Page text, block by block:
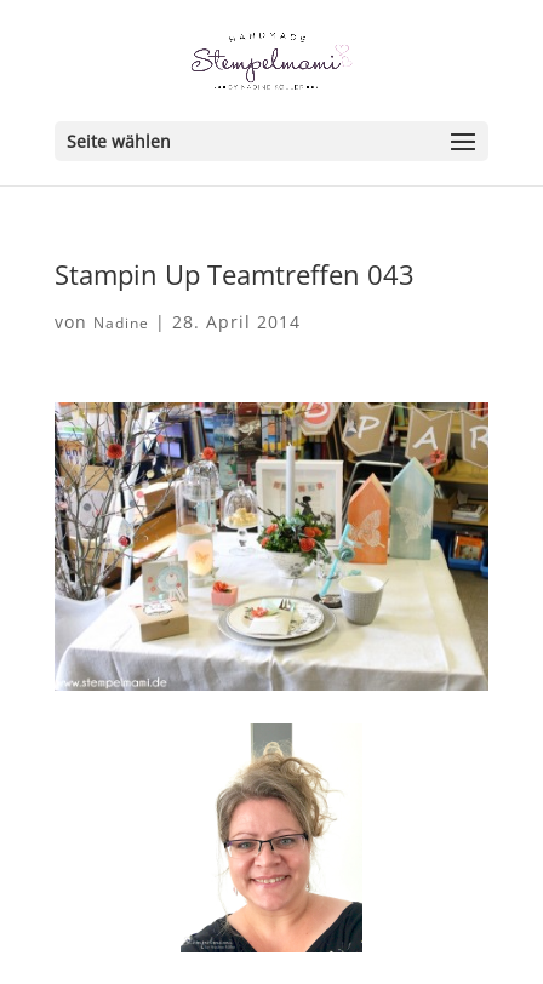
Seite wählen
Stampin Up Teamtreffen 043
von Nadine | 28. April 2014